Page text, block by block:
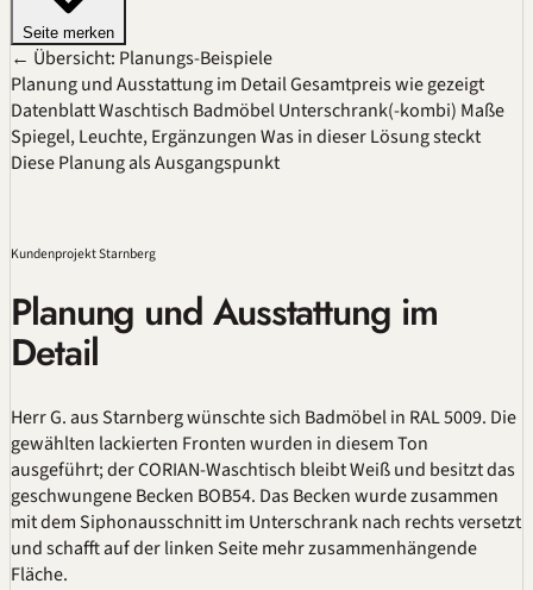
Seite merken
← Übersicht: Planungs-Beispiele
Planung und Ausstattung im DetailGesamtpreis wie gezeigt
DatenblattWaschtisch BadmöbelUnterschrank(-kombi) Maße
Spiegel, Leuchte, ErgänzungenWas in dieser Lösung steckt
Diese Planung als Ausgangspunkt
Kundenprojekt Starnberg
Planung und Ausstattung im
Detail
Herr G. aus Starnberg wünschte sich Badmöbel in RAL5009. Die
gewählten lackierten Fronten wurden in diesem Ton
ausgeführt; der CORIAN-Waschtisch bleibt Weiß und besitzt das
geschwungene Becken BOB54. Das Becken wurde zusammen
mit dem Siphonausschnitt im Unterschrank nach rechts versetzt
und schafft auf der linken Seite mehr zusammenhängende
Fläche.